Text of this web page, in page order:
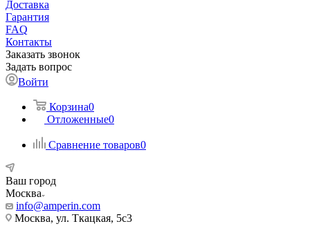
Доставка
Гарантия
FAQ
Контакты
Заказать звонок
Задать вопрос
Войти
Корзина0
Отложенные0
Сравнение товаров0
Ваш город
Москва
info@amperin.com
Москва, ул. Ткацкая, 5с3